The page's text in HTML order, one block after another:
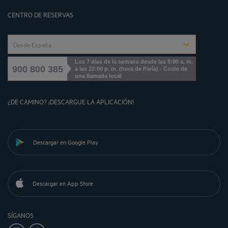
CENTRO DE RESERVAS
Desde España
900 800 385
Los 7 días de la semana desde las 8:00 a. m.
a las 22:00 p. m. (hora de París) - Coste de
una llamada local
¿DE CAMINO? ¡DESCARGUE LA APLICACIÓN!
Descargar en Google Play
Descargar en App Store
SÍGANOS